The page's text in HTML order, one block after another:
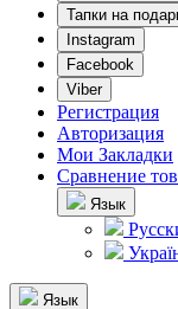
Тапки на
Instagram
Facebook
Viber
Регистрация
Авторизация
Мои Закладки
Сравнение
Язык
Язык